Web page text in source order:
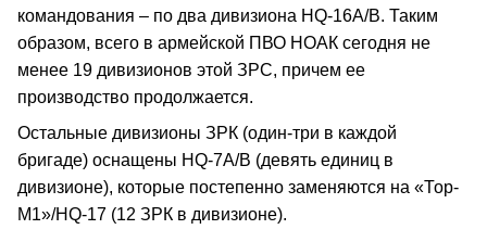
командования – по два дивизиона HQ-16А/В. Таким
образом, всего в армейской ПВО НОАК сегодня не
менее 19 дивизионов этой ЗРС, причем ее
производство продолжается.
Остальные дивизионы ЗРК (один-три в каждой
бригаде) оснащены HQ-7А/В (девять единиц в
дивизионе), которые постепенно заменяются на «Тор-
М1»/HQ-17 (12 ЗРК в дивизионе).